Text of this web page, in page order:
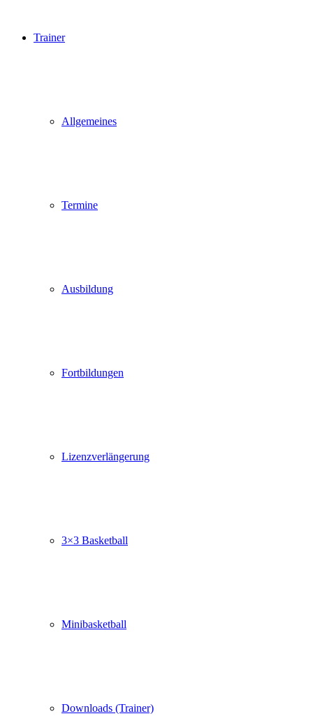
Trainer
Allgemeines
Termine
Ausbildung
Fortbildungen
Lizenzverlängerung
3×3 Basketball
Minibasketball
Downloads (Trainer)